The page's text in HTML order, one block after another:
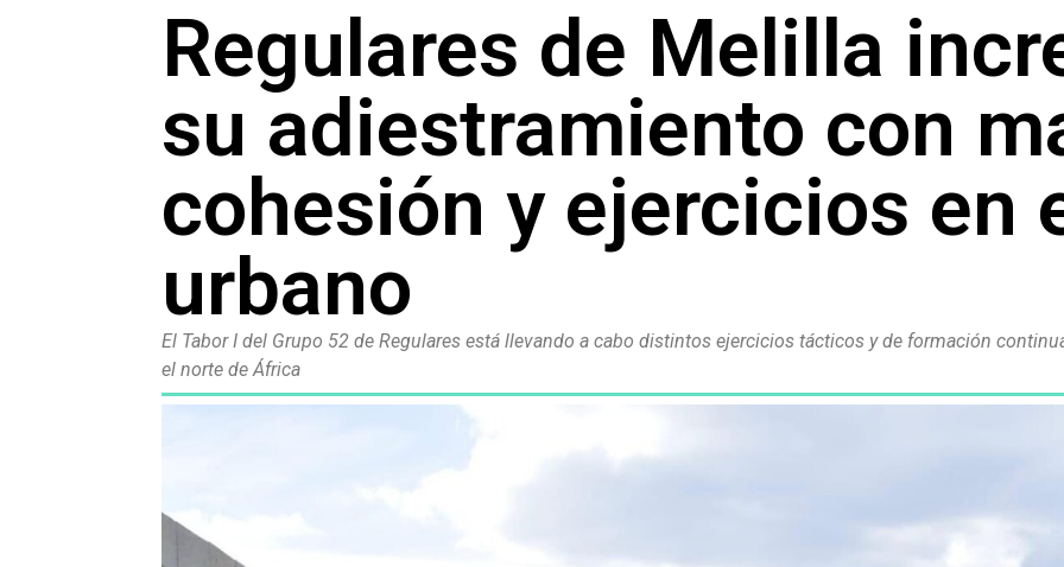
Regulares de Melilla
su adiestramiento con
cohesión y ejercicios en
urbano
El Tabor I del Grupo 52 de Regulares está llevando a cabo distintos ejercicios tácticos y de formación
el norte de África